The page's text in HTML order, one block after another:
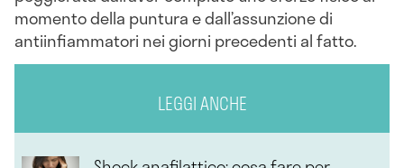
momento della puntura e dall’assunzione di
antiinfiammatori nei giorni precedenti al fatto.
LEGGI ANCHE